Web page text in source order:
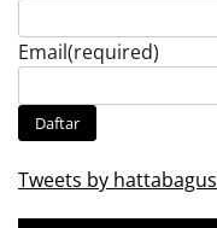
Email(required)
Daftar
Tweets by hattabagus